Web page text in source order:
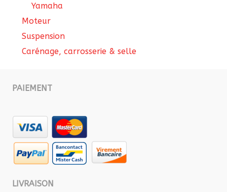
Yamaha
Moteur
Suspension
Carénage, carrosserie & selle
PAIEMENT
LIVRAISON